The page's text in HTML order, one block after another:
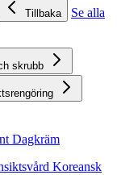
Tillbaka
Se alla
skrubb
Dagkräm
Koreansk